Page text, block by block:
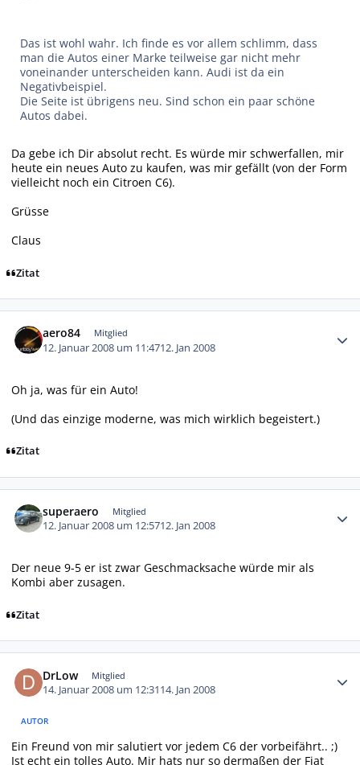
Das ist wohl wahr. Ich finde es vor allem schlimm, dass
man die Autos einer Marke teilweise gar nicht mehr
voneinander unterscheiden kann. Audi ist da ein
Negativbeispiel.
Die Seite ist übrigens neu. Sind schon ein paar schöne
Autos dabei.
Da gebe ich Dir absolut recht. Es würde mir schwerfallen, mir
heute ein neues Auto zu kaufen, was mir gefällt (von der Form
vielleicht noch ein Citroen C6).
Grüsse
Claus
Zitat
aero84 Mitglied
12. Januar 2008 um 11:4712. Jan 2008
Oh ja, was für ein Auto!
(Und das einzige moderne, was mich wirklich begeistert.)
Zitat
superaero Mitglied
12. Januar 2008 um 12:5712. Jan 2008
Der neue 9-5 er ist zwar Geschmacksache würde mir als
Kombi aber zusagen.
Zitat
DrLow Mitglied
14. Januar 2008 um 12:3114. Jan 2008
AUTOR
Ein Freund von mir salutiert vor jedem C6 der vorbeifährt.. ;)
Ist echt ein tolles Auto. Mir hats nur so dermaßen der Fiat